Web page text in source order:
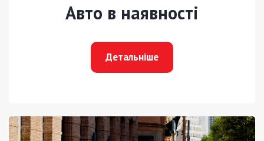
Авто в наявності
Детальніше